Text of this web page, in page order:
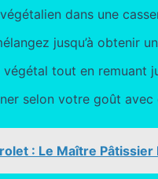
dans une
jusqu’à obtenir
tout en remuant
selon votre goût
: Le Maître